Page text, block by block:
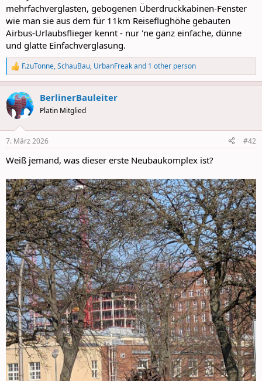
mehrfachverglasten, gebogenen Überdruckkabinen-Fenster
wie man sie aus dem für 11km Reiseflughöhe gebauten
Airbus-Urlaubsflieger kennt - nur 'ne ganz einfache, dünne
und glatte Einfachverglasung.
R
e
a
c
t
i
s
F.zuTonne,SchauBau, UrbanFreakand 1 other person
BerlinerBauleiter
Platin Mitglied
7. März 2026 #42
Weiß jemand, was dieser erste Neubaukomplex ist?